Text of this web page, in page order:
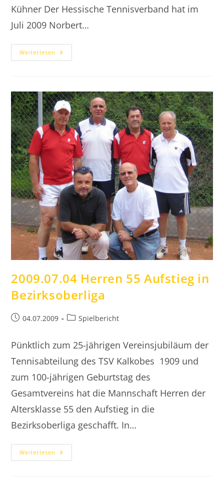
Kühner Der Hessische Tennisverband hat im
Juli 2009 Norbert…
Weiterlesen 2009.07.04
Jubiläum
2009.07.04 Herren 55 Aufstieg in
Bezirksoberliga
Beitrag04.07.2009
Beitrags-
Spielbericht
Pünktlich zum 25-jährigen Vereinsjubiläum der
Tennisabteilung des TSV Kalkobes 1909 und
zum 100-jährigen Geburtstag des
Gesamtvereins hat die Mannschaft Herren der
Altersklasse 55 den Aufstieg in die
Bezirksoberliga geschafft. In…
Weiterlesen 2009.07.04
Herren